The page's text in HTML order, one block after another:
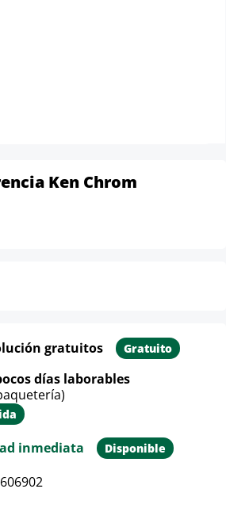
Ken Chrom
gratuitos Gratuito
días laborables
inmediata Disponible
sobre el producto